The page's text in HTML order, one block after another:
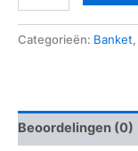
Categorieën: Banket,
Beoordelingen (0)